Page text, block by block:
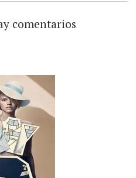
comentarios